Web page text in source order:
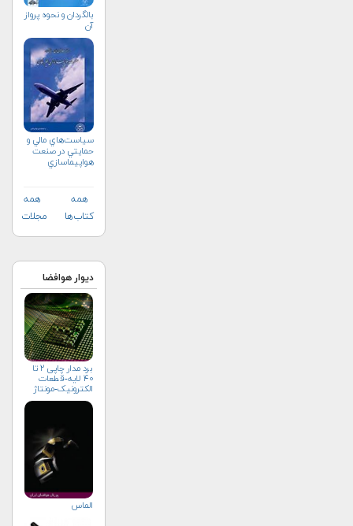
بالگردان و نحوه پرواز
آن
سياست‌هاي مالي و
حمايتي در صنعت
هواپيماسازي
همه
کتاب‌ها
همه
مجلات
دیوار هوافضا
برد مدار چاپی ۲ تا
۴۰ لایه-قطعات
الکترونیک-مونتاژ
الماس